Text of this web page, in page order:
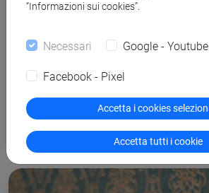
Giorno della laurea
“Informazioni sui cookies”.
Necessari Google - Youtube
Facebook - Pixel
Accetta i cookies
Accetta tutti i cookie